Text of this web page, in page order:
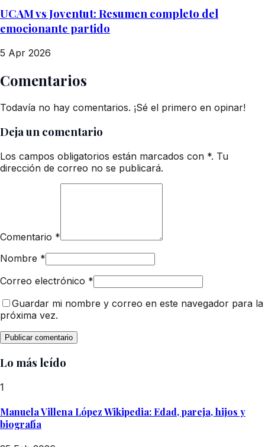
UCAM vs Joventut: Resumen completo del
emocionante partido
5 Apr 2026
Comentarios
Todavía no hay comentarios. ¡Sé el primero en opinar!
Deja un comentario
Los campos obligatorios están marcados con *. Tu
dirección de correo no se publicará.
Comentario *
Nombre *
Correo electrónico *
Guardar mi nombre y correo en este navegador para la
próxima vez.
Lo más leído
1
Manuela Villena López Wikipedia: Edad, pareja, hijos y
biografía